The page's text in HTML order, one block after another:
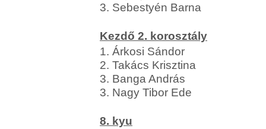
3. Sebestyén Barna
Kezdő 2. korosztály
1. Árkosi Sándor
2. Takács Krisztina
3. Banga András
3. Nagy Tibor Ede
8. kyu